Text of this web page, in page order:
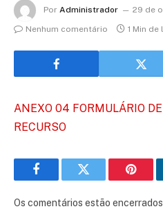
Por Administrador
29 de
Nenhum comentário
1 Min de
ANEXO 04 FORMULÁRIO
RECURSO
FacebookTwitter
Os comentários estão